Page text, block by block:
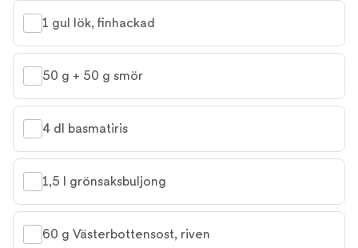
1 gul lök, finhackad
50 g + 50 g smör
4 dl basmatiris
1,5 l grönsaksbuljong
60 g Västerbottensost, riven